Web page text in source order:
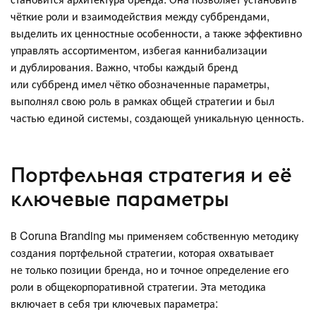
чёткие роли и взаимодействия между суббрендами,
выделить их ценностные особенности, а также эффективно
управлять ассортиментом, избегая каннибализации
и дублирования. Важно, чтобы каждый бренд
или суббренд имел чётко обозначенные параметры,
выполнял свою роль в рамках общей стратегии и был
частью единой системы, создающей уникальную ценность.
Портфельная стратегия и её
ключевые параметры
В Coruna Branding мы применяем собственную методику
создания портфельной стратегии, которая охватывает
не только позиции бренда, но и точное определение его
роли в общекорпоративной стратегии. Эта методика
включает в себя три ключевых параметра: